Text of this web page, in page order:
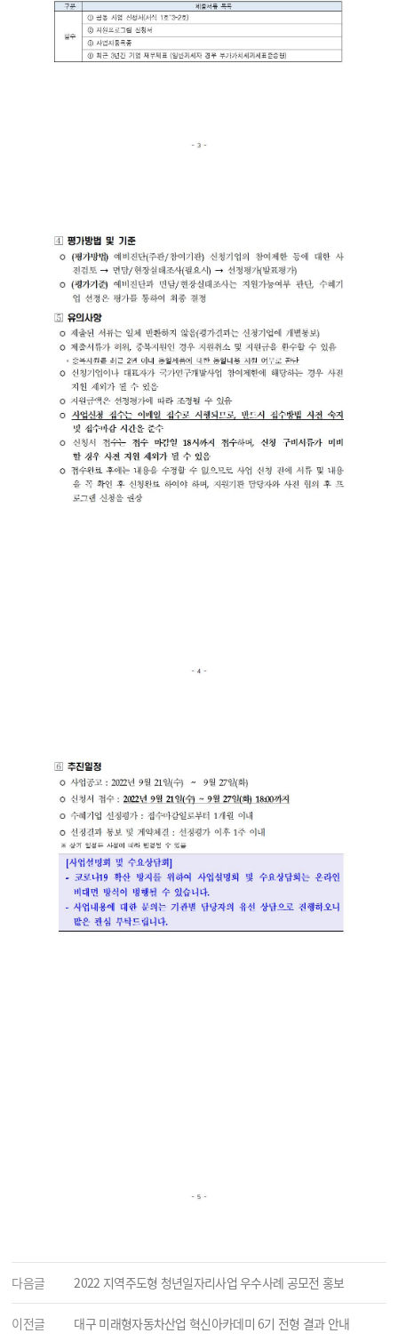
다음글 2022 지역주도형 청년일자리사업 우수사례 공모전 홍보
이전글 대구 미래형자동차산업 혁신아카데미 6기 전형 결과 안내